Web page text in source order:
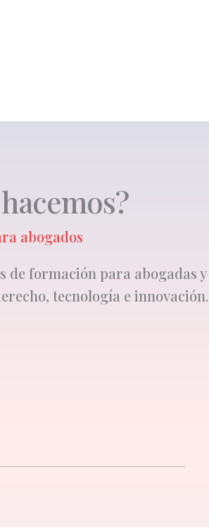
abogados
formación para abogadas y
tecnología e innovación.